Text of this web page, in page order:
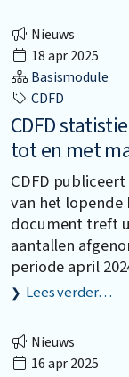
Nieuws
18 apr 2025
Basismodule
CDFD
CDFD
tot en met
CDFD
van het lopende
document treft
aantallen
periode april
Lees verder…
Nieuws
16 apr 2025